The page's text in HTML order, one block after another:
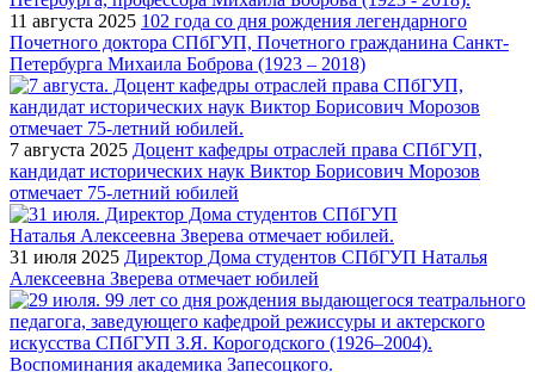
11 августа 2025 102 года со дня рождения легендарного
Почетного доктора СПбГУП, Почетного гражданина Санкт-
Петербурга Михаила Боброва (1923 – 2018)
7 августа 2025 Доцент кафедры отраслей права СПбГУП,
кандидат исторических наук Виктор Борисович Морозов
отмечает 75-летний юбилей
31 июля 2025 Директор Дома студентов СПбГУП Наталья
Алексеевна Зверева отмечает юбилей